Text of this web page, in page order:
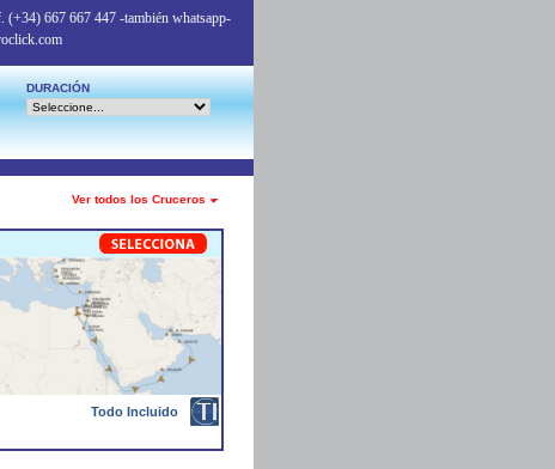
(+34) 667 667 447 -también whatsapp-
DURACIÓN
Ver todos los Cruceros
Todo Incluido